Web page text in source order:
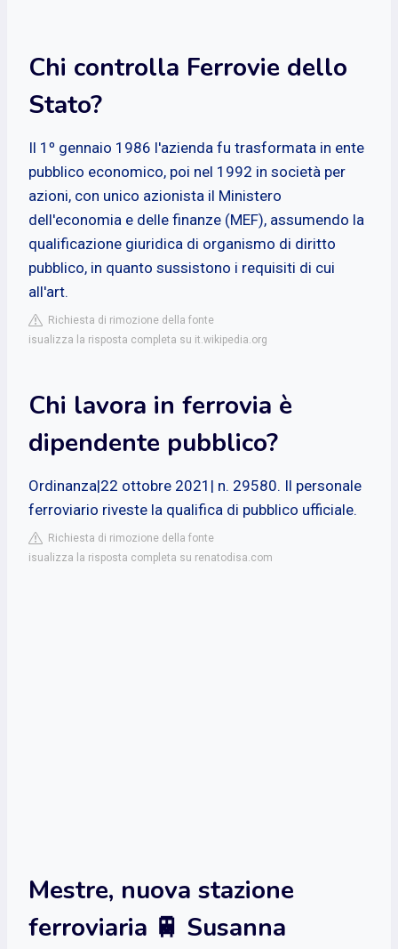
Chi controlla Ferrovie dello
Stato?
Il 1º gennaio 1986 l'azienda fu trasformata in ente
pubblico economico, poi nel 1992 in società per
azioni, con unico azionista il Ministero
dell'economia e delle finanze (MEF), assumendo la
qualificazione giuridica di organismo di diritto
pubblico, in quanto sussistono i requisiti di cui
all'art.
Richiesta di rimozione della fonte
isualizza la risposta completa su it.wikipedia.org
Chi lavora in ferrovia è
dipendente pubblico?
Ordinanza|22 ottobre 2021| n. 29580. Il personale
ferroviario riveste la qualifica di pubblico ufficiale.
Richiesta di rimozione della fonte
isualizza la risposta completa su renatodisa.com
Mestre, nuova stazione
ferroviaria 🚆 Susanna